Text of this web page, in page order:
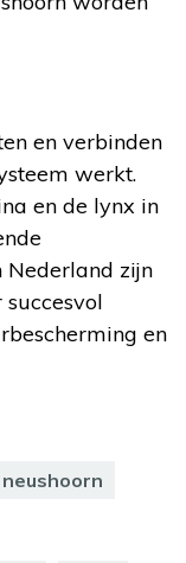
en verbinden
werkt.
en de lynx in
Nederland zijn
en
neushoorn